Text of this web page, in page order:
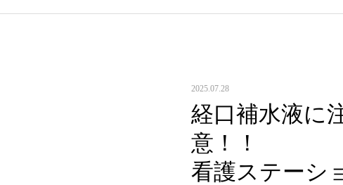
2025.07.28
経口補水液に
意
看護ステーシ